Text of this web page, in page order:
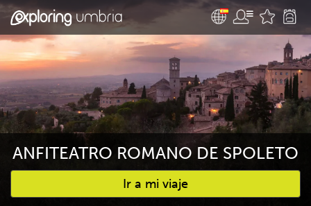
ANFITEATRO ROMANO DE SPOLETO
Ir a mi viaje